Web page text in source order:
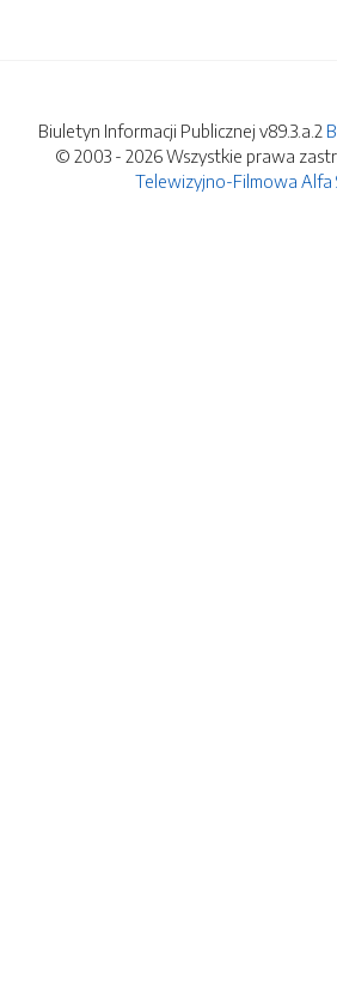
Biuletyn Informacji Publicznej v89.3.a.2
© 2003 - 2026 Wszystkie prawa
Telewizyjno-Filmowa Alfa